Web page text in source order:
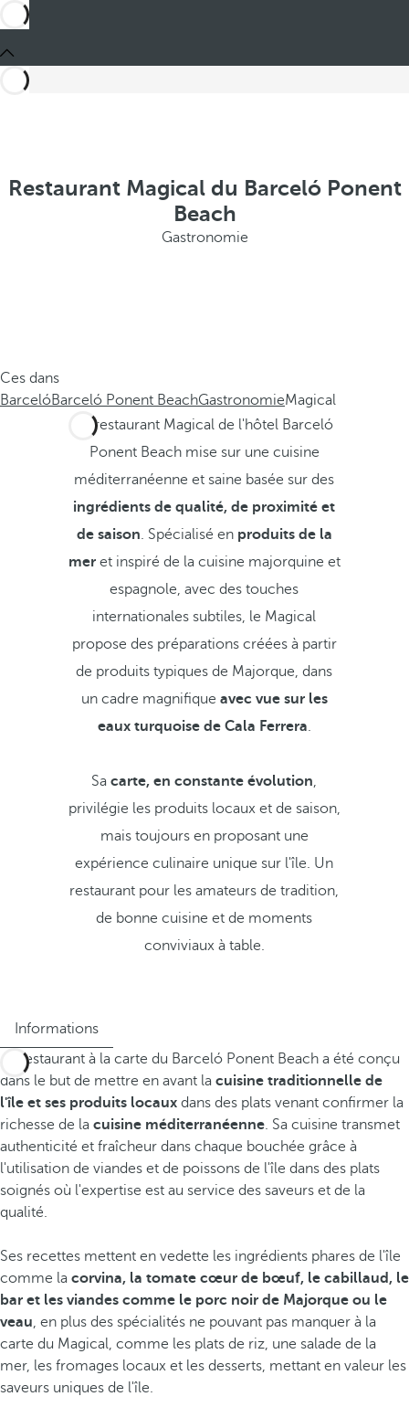
Restaurant Magical du Barceló Ponent
Beach
Gastronomie
Ces dans
BarcelóBarceló Ponent BeachGastronomieMagical
Le restaurant Magical de l'hôtel Barceló
Ponent Beach mise sur une cuisine
méditerranéenne et saine basée sur des
ingrédients de qualité, de proximité et
de saison. Spécialisé en produits de la
meret inspiré de la cuisine majorquine et
espagnole, avec des touches
internationales subtiles, le Magical
propose des préparations créées à partir
de produits typiques de Majorque, dans
un cadre magnifique avec vue sur les
eaux turquoise de Cala Ferrera.
Sacarte, en constante évolution,
privilégie les produits locaux et de saison,
mais toujours en proposant une
expérience culinaire unique sur l'île. Un
restaurant pour les amateurs de tradition,
de bonne cuisine et de moments
conviviaux à table.
Informations
Le restaurant à la carte du Barceló Ponent Beach a été conçu
dans le but de mettre en avant la cuisine traditionnelle de
l'île et ses produits locaux dans des plats venant confirmer la
richesse de la cuisine méditerranéenne. Sa cuisine transmet
authenticité et fraîcheur dans chaque bouchée grâce à
l'utilisation de viandes et de poissons de l'île dans des plats
soignés où l'expertise est au service des saveurs et de la
qualité.
Ses recettes mettent en vedette les ingrédients phares de l'île
comme la corvina, la tomate cœur de bœuf, le cabillaud, le
bar et les viandes comme le porc noir de Majorque ou le
veau, en plus des spécialités ne pouvant pas manquer à la
carte du Magical, comme les plats de riz, une salade de la
mer, les fromages locaux et les desserts, mettant en valeur les
saveurs uniques de l'île.